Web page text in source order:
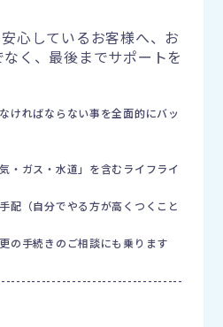
心しているお客様へ、お
く、最後までサポートを
ければならない事を全面的にバッ
・ガス・水道」を含むライフライ
配（自分でやる方が高くつくこと
の手続きのご相談にも乗ります